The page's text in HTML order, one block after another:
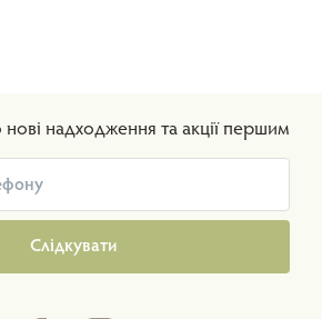
нові надходження та акції першим
Слідкувати